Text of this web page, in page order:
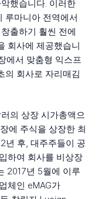
했습니다. 이러한
루마니아 전역에서
출하기 훨씬 전에
회사에 제공했습니
에서 맞춤형 익스프
의 회사로 자리매김
의 상장 시가총액으
에 주식을 상장한 최
년 후, 대주주들이 공
하여 회사를 비상장
2017년 5월에 이루
체인 eMAG가